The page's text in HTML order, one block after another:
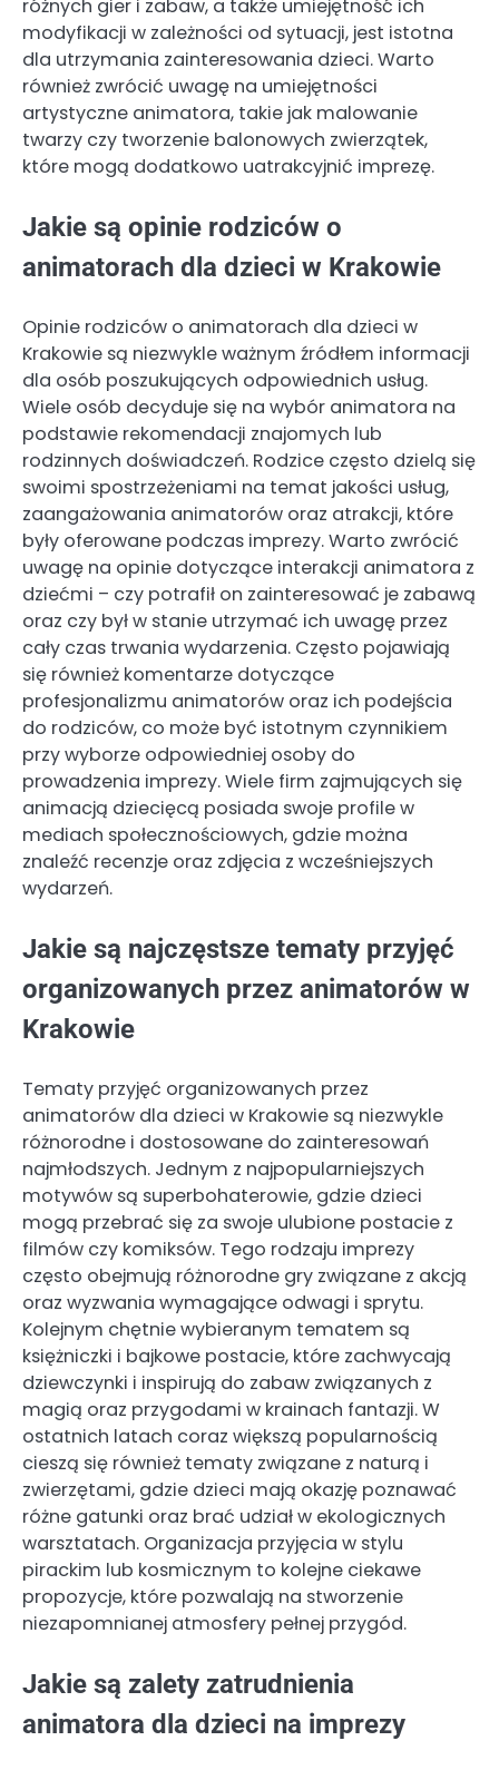
różnych gier i zabaw, a także umiejętność ich
modyfikacji w zależności od sytuacji, jest istotna
dla utrzymania zainteresowania dzieci. Warto
również zwrócić uwagę na umiejętności
artystyczne animatora, takie jak malowanie
twarzy czy tworzenie balonowych zwierzątek,
które mogą dodatkowo uatrakcyjnić imprezę.
Jakie są opinie rodziców o
animatorach dla dzieci w Krakowie
Opinie rodziców o animatorach dla dzieci w
Krakowie są niezwykle ważnym źródłem informacji
dla osób poszukujących odpowiednich usług.
Wiele osób decyduje się na wybór animatora na
podstawie rekomendacji znajomych lub
rodzinnych doświadczeń. Rodzice często dzielą się
swoimi spostrzeżeniami na temat jakości usług,
zaangażowania animatorów oraz atrakcji, które
były oferowane podczas imprezy. Warto zwrócić
uwagę na opinie dotyczące interakcji animatora z
dziećmi – czy potrafił on zainteresować je zabawą
oraz czy był w stanie utrzymać ich uwagę przez
cały czas trwania wydarzenia. Często pojawiają
się również komentarze dotyczące
profesjonalizmu animatorów oraz ich podejścia
do rodziców, co może być istotnym czynnikiem
przy wyborze odpowiedniej osoby do
prowadzenia imprezy. Wiele firm zajmujących się
animacją dziecięcą posiada swoje profile w
mediach społecznościowych, gdzie można
znaleźć recenzje oraz zdjęcia z wcześniejszych
wydarzeń.
Jakie są najczęstsze tematy przyjęć
organizowanych przez animatorów w
Krakowie
Tematy przyjęć organizowanych przez
animatorów dla dzieci w Krakowie są niezwykle
różnorodne i dostosowane do zainteresowań
najmłodszych. Jednym z najpopularniejszych
motywów są superbohaterowie, gdzie dzieci
mogą przebrać się za swoje ulubione postacie z
filmów czy komiksów. Tego rodzaju imprezy
często obejmują różnorodne gry związane z akcją
oraz wyzwania wymagające odwagi i sprytu.
Kolejnym chętnie wybieranym tematem są
księżniczki i bajkowe postacie, które zachwycają
dziewczynki i inspirują do zabaw związanych z
magią oraz przygodami w krainach fantazji. W
ostatnich latach coraz większą popularnością
cieszą się również tematy związane z naturą i
zwierzętami, gdzie dzieci mają okazję poznawać
różne gatunki oraz brać udział w ekologicznych
warsztatach. Organizacja przyjęcia w stylu
pirackim lub kosmicznym to kolejne ciekawe
propozycje, które pozwalają na stworzenie
niezapomnianej atmosfery pełnej przygód.
Jakie są zalety zatrudnienia
animatora dla dzieci na imprezy